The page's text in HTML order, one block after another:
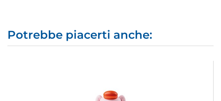
Potrebbe piacerti anche: